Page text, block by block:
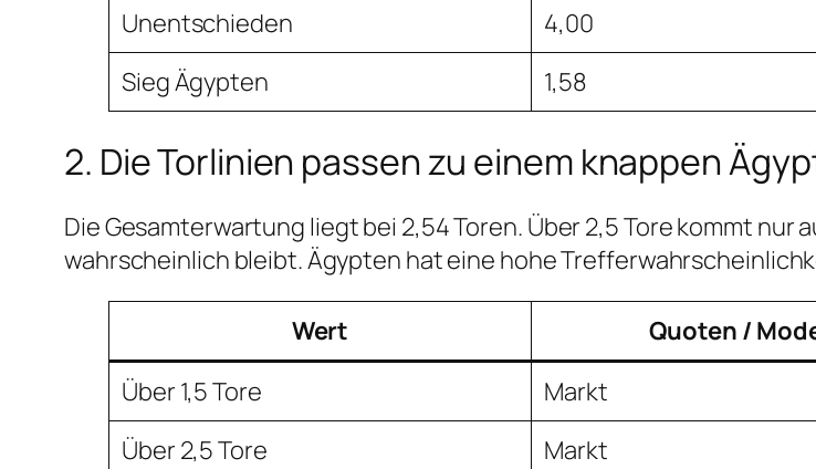
Unentschieden
4,00
Sieg Ägypten
1,58
2. Die Torlinien passen zu einem knappen
Die Gesamterwartung liegt bei 2,54 Toren. Über 2,5 Tore kommt nur
wahrscheinlich bleibt. Ägypten hat eine hohe
Wert Quoten /
Über 1,5 Tore
Markt
Über 2,5 Tore
Markt